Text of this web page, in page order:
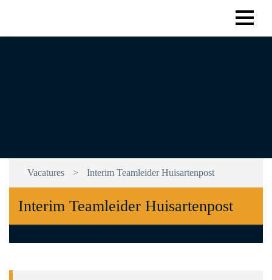
Vacatures > Interim Teamleider Huisartenpost
Interim Teamleider Huisartenpost